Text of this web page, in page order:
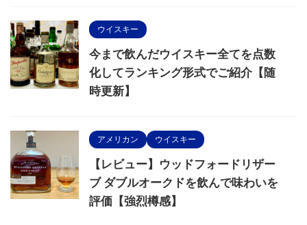
ウイスキー
今まで飲んだウイスキー全てを点数
化してランキング形式でご紹介【随
時更新】
アメリカン ウイスキー
【レビュー】ウッドフォードリザー
ブ ダブルオークドを飲んで味わいを
評価【強烈樽感】